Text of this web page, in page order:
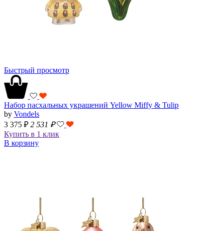
Быстрый просмотр
Набор пасхальных украшений Yellow Miffy & Tulip
by Vondels
3 375 ₽ 2 531 ₽
Купить в 1 клик
В корзину